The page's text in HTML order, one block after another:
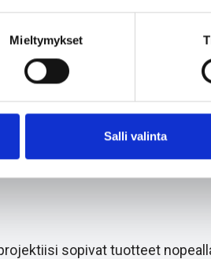
Mieltymykset
Salli valinta
sopivat tuotteet